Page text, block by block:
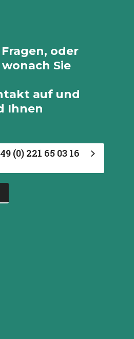
oder
Sie
auf und
Ihnen
(0) 221 65 03 16